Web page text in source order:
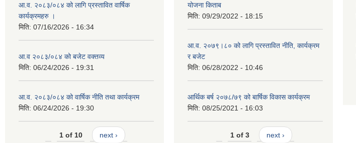
आ.व. २०८३/०८४ को लागि प्रस्तावित वार्षिक
कार्यक्रमहरु ।
मिति: 07/16/2026 - 16:34
आ.व २०८३/०८४ को बजेट वक्तव्य
मिति: 06/24/2026 - 19:31
आ.व. २०८३/०८४ को वार्षिक नीति तथा कार्यक्रम
मिति: 06/24/2026 - 19:30
1 of 10 next ›
योजना किताब
मिति: 09/29/2022 - 18:15
आ.व. २०७९।८० को लागि प्रस्तावित नीति, कार्यक्रम
र बजेट
मिति: 06/28/2022 - 10:46
आर्थिक बर्ष २०७८/७९ को बार्षिक विकास कार्यक्रम
मिति: 08/25/2021 - 16:03
1 of 3 next ›